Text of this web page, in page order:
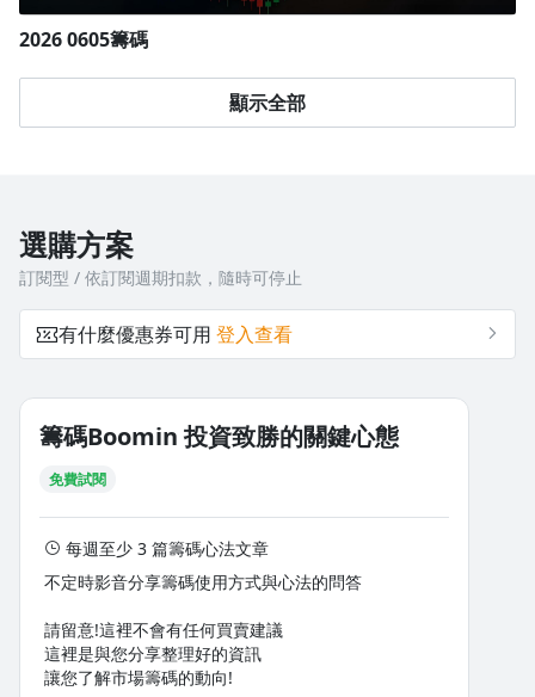
2026 0605籌碼
顯示全部
選購方案
訂閱型 / 依訂閱週期扣款，隨時可停止
有什麼優惠券可用 登入查看
籌碼Boomin 投資致勝的關鍵心態
免費試閱
每週至少 3 篇籌碼心法文章
不定時影音分享籌碼使用方式與心法的問答
請留意!這裡不會有任何買賣建議
這裡是與您分享整理好的資訊
讓您了解市場籌碼的動向!